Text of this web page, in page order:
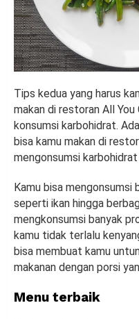
Tips kedua yang harus
makan di restoran All
konsumsi karbohidrat.
bisa kamu makan di
mengonsumsi karbohidrat
Kamu bisa mengonsumsi
seperti ikan hingga
mengkonsumsi banyak
kamu tidak terlalu
bisa membuat kamu
makanan dengan porsi
Menu terbaik